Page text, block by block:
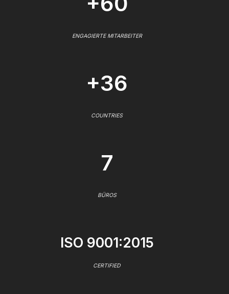
ENGAGIERTE MITARBEITER
+36
COUNTRIES
7
BÜROS
ISO 9001:2015
CERTIFIED